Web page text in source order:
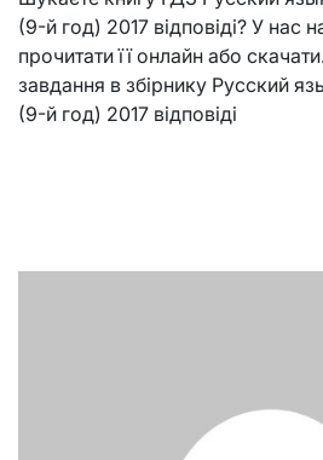
(9-й год) 2017 відповіді? У нас
прочитати її онлайн або
завдання в збірнику Русский
(9-й год) 2017 відповіді